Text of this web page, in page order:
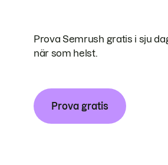
Prova Semrush gratis i sju
när som helst.
Prova gratis